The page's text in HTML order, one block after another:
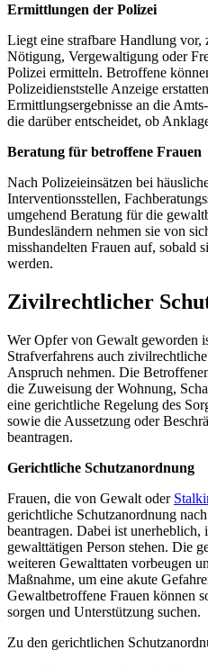
Ermittlungen der Polizei
Liegt eine strafbare Handlung
Nötigung, Vergewaltigung oder
Polizei ermitteln. Betroffene
Polizeidienststelle Anzeige
Ermittlungsergebnisse an die
die darüber entscheidet, ob
Beratung für betroffene Frauen
Nach Polizeieinsätzen bei
Interventionsstellen,
umgehend Beratung für die
Bundesländern nehmen sie von
misshandelten Frauen auf, sobald
werden.
Zivilrechtlicher
Wer Opfer von Gewalt geworden
Strafverfahrens auch
Anspruch nehmen. Die
die Zuweisung der Wohnung,
eine gerichtliche Regelung des
sowie die Aussetzung oder
beantragen.
Gerichtliche Schutzanordnung
Frauen, die von Gewalt oder
gerichtliche Schutzanordnung
beantragen. Dabei ist
gewalttätigen Person stehen. Die
weiteren Gewalttaten vorbeugen
Maßnahme, um eine akute
Gewaltbetroffene Frauen können
sorgen und Unterstützung suchen.
Zu den gerichtlichen